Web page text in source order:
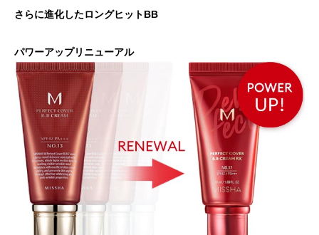
さらに進化したロングヒットBB
パワーアップリニューアル